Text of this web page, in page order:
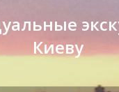
Киеву